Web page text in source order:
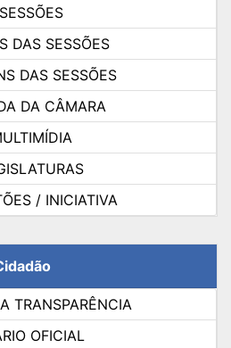
SESSÕES
DAS SESSÕES
DAS SESSÕES
DA CÂMARA
/ INICIATIVA
TRANSPARÊNCIA
OFICIAL